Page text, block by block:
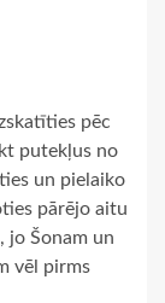
pēc
putekļus no
un pielaiko
pārējo aitu
jo Šonam un
vēl pirms